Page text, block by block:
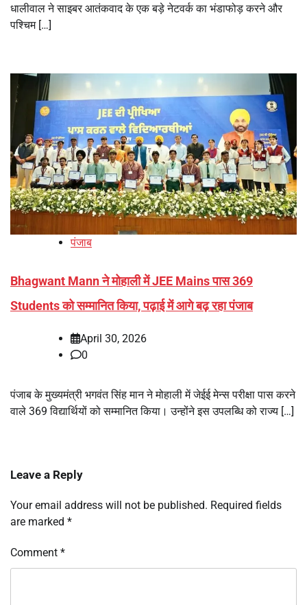
धालीवाल ने साइबर आतंकवाद के एक बड़े नेटवर्क का भंडाफोड़ करने और
पश्चिम […]
पंजाब
Bhagwant Mann ने मोहाली में JEE Mains पास 369
Students को सम्मानित किया, पढ़ाई में आगे बढ़ रहा पंजाब
April 30, 2026
0
पंजाब के मुख्यमंत्री भगवंत सिंह मान ने मोहाली में जेईई मेन्स परीक्षा पास करने
वाले 369 विद्यार्थियों को सम्मानित किया। उन्होंने इस उपलब्धि को राज्य […]
Leave a Reply
Your email address will not be published. Required fields
are marked *
Comment *